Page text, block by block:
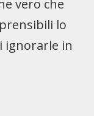
vero che
lo
ignorarle in